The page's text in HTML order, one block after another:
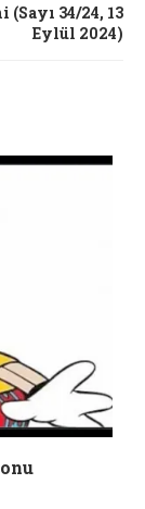
34/24, 13
Eylül 2024)